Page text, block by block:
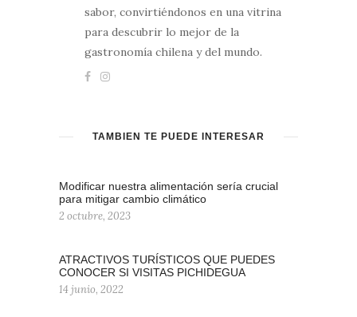
sabor, convirtiéndonos en una vitrina
para descubrir lo mejor de la
gastronomía chilena y del mundo.
TAMBIÉN TE PUEDE INTERESAR
Modificar nuestra alimentación sería crucial
para mitigar cambio climático
2 octubre, 2023
ATRACTIVOS TURÍSTICOS QUE PUEDES
CONOCER SI VISITAS PICHIDEGUA
14 junio, 2022